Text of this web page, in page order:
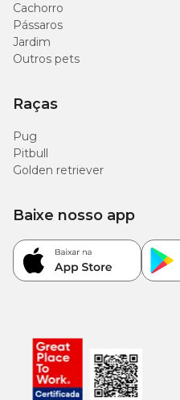
Cachorro
Pássaros
Jardim
Outros pets
Raças
Pug
Pitbull
Golden retriever
Baixe nosso app